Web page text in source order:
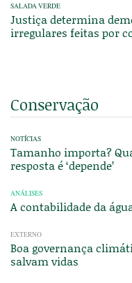
SALADA VERDE
Justiça determina
irregulares feitas por
Conservação
NOTÍCIAS
Tamanho importa?
resposta é ‘depende’
ANÁLISES
A contabilidade da
EXTERNO
Boa governança
salvam vidas